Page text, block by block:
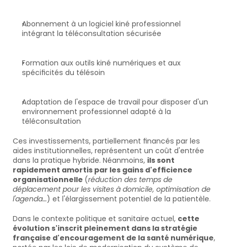
Abonnement à un logiciel kiné professionnel
intégrant la téléconsultation sécurisée
Formation aux outils kiné numériques et aux
spécificités du télésoin
Adaptation de l'espace de travail pour disposer d'un
environnement professionnel adapté à la
téléconsultation
Ces investissements, partiellement financés par les
aides institutionnelles, représentent un coût d'entrée
dans la pratique hybride. Néanmoins, ils sont
rapidement amortis par les gains d'efficience
organisationnelle (réduction des temps de
déplacement pour les visites à domicile, optimisation de
l'agenda…) et l'élargissement potentiel de la patientèle.
Dans le contexte politique et sanitaire actuel, cette
évolution s'inscrit pleinement dans la stratégie
française d'encouragement de la santé numérique,